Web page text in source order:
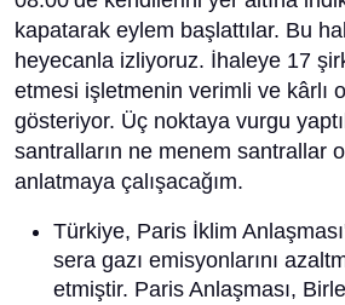
kapatarak eylem başlattılar. Bu
heyecanla izliyoruz. İhaleye 17
etmesi işletmenin verimli ve kârlı
gösteriyor. Üç noktaya vurgu
santralların ne menem santrallar
anlatmaya çalışacağım.
Türkiye, Paris İklim
sera gazı emisyonlarını
etmiştir. Paris Anlaşması,